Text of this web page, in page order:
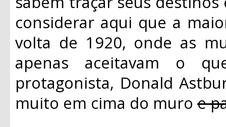
considerar aqui que a
volta de 1920, onde as
apenas aceitavam o
protagonista, Donald
muito em cima do muro e